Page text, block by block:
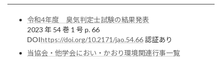
令和4年度 臭気判定士試験の結果発表
2023 年 54 巻 1 号 p. 66
DOIhttps://doi.org/10.2171/jao.54.66 認証あり
当協会・他学会におい・かおり環境関連行事一覧